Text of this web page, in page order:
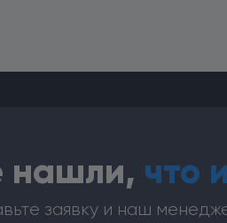
нашли, что
заявку и наш